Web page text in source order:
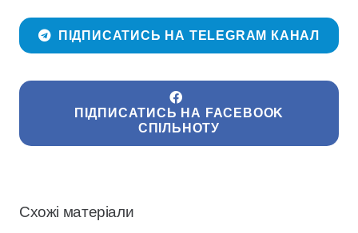
ПІДПИСАТИСЬ НА TELEGRAM КАНАЛ
ПІДПИСАТИСЬ НА FACEBOOK
СПІЛЬНОТУ
Схожі матеріали